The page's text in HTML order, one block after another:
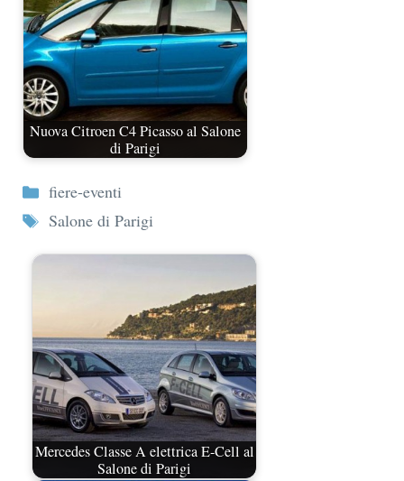
Nuova Citroen C4 Picasso al Salone
di Parigi
Categorie
fiere-eventi
Tag
Salone di Parigi
Mercedes Classe A elettrica E-Cell al
Salone di Parigi